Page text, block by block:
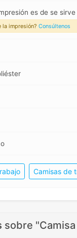
es de se
la impresión? Consúltenos
Camisas de
sobre